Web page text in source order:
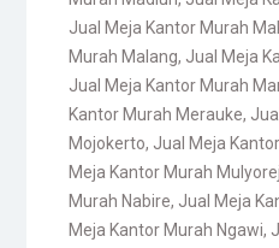
Jual Meja Kantor Murah
Murah Malang, Jual Meja
Jual Meja Kantor Murah
Kantor Murah Merauke,
Mojokerto, Jual Meja
Meja Kantor Murah
Murah Nabire, Jual Meja
Meja Kantor Murah Ngawi,